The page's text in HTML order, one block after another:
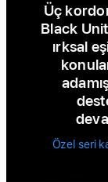
Üç
Black
ırksal
Özel seri